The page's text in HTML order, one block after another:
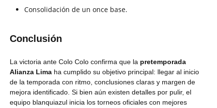
Consolidación de un once base.
Conclusión
La victoria ante Colo Colo confirma que la pretemporada
Alianza Lima ha cumplido su objetivo principal: llegar al inicio
de la temporada con ritmo, conclusiones claras y margen de
mejora identificado. Si bien aún existen detalles por pulir, el
equipo blanquiazul inicia los torneos oficiales con mejores